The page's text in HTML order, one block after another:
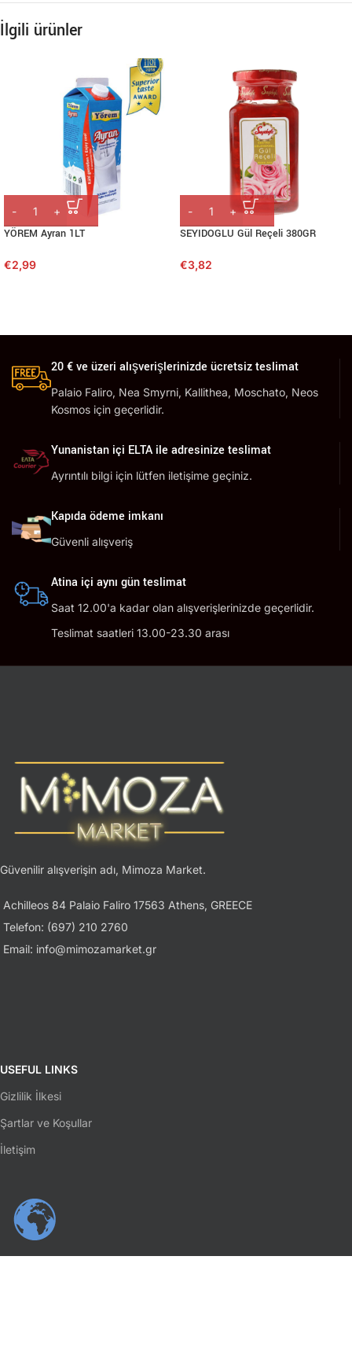
İlgili ürünler
YÖREM Ayran 1LT
€2,99
SEYIDOGLU Gül Reçeli 380GR
€3,82
20 € ve üzeri alışverişlerinizde ücretsiz teslimat
Palaio Faliro, Nea Smyrni, Kallithea, Moschato, Neos
Kosmos için geçerlidir.
Yunanistan içi ELTA ile adresinize teslimat
Ayrıntılı bilgi için lütfen iletişime geçiniz.
Kapıda ödeme imkanı
Güvenli alışveriş
Atina içi aynı gün teslimat
Saat 12.00'a kadar olan alışverişlerinizde geçerlidir.
Teslimat saatleri 13.00-23.30 arası
Güvenilir alışverişin adı, Mimoza Market.
Achilleos 84 Palaio Faliro 17563 Athens, GREECE
Telefon: (697) 210 2760
Email: info@mimozamarket.gr
USEFUL LINKS
Gizlilik İlkesi
Şartlar ve Koşullar
İletişim